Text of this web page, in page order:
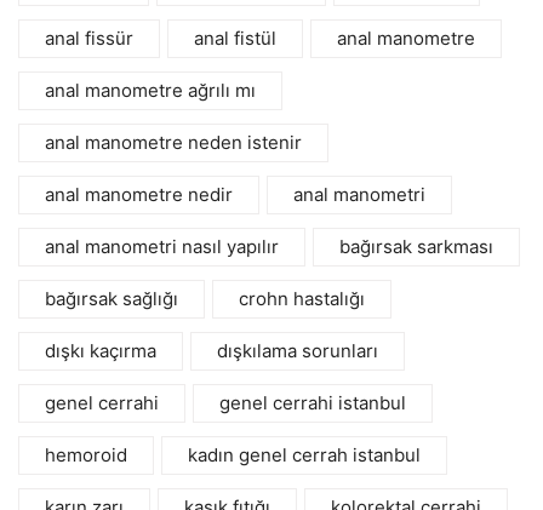
anal fissür anal fistül anal manometre
anal manometre ağrılı mı
anal manometre neden istenir
anal manometre nedir anal manometri
anal manometri nasıl yapılır bağırsak sarkması
bağırsak sağlığı crohn hastalığı
dışkı kaçırma dışkılama sorunları
genel cerrahi genel cerrahi istanbul
hemoroid kadın genel cerrah istanbul